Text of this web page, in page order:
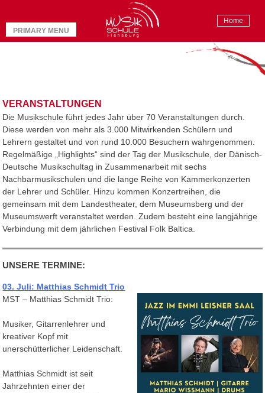
to
content
Home
PRIMARY MENU
VERANSTALTUNGEN
Die Musikschule führt jedes Jahr über 70 Veranstaltungen durch.
Diese werden von mehr als 3.000 Mitwirkenden Schülern und
Lehrern gestaltet und von rund 10.000 Besuchern wahrgenommen.
Regelmäßige „Highlights“ sind der Tag der Musikschule, der Dänisch-
Deutsche Musikschultag in Zusammenarbeit mit sechs
Nachbarmusikschulen und die lange Reihe von Kammerkonzerten
der Lehrer und Schüler. Hinzu kommen Konzertreihen, die
gemeinsam mit dem Landestheater, dem Museumsberg und der
Museumswerft veranstaltet werden. Zudem besteht eine langjährige
Verbindung mit dem jährlichen Festival Folk Baltica.
UNSERE TERMINE:
03. Juli: Matthias Schmidt Trio
MST – Matthias Schmidt Trio:
Musiker, Gitarrenlehrer und
kreativer Kopf mit
unerschütterlicher Leidenschaft.
Matthias Schmidt ist seit
Jahrzehnten einer der